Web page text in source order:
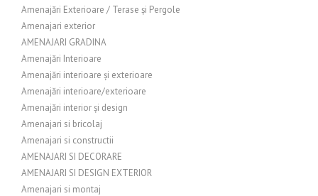
Amenajări Exterioare / Terase și Pergole
Amenajari exterior
AMENAJARI GRADINA
Amenajări Interioare
Amenajări interioare și exterioare
Amenajări interioare/exterioare
Amenajări interior și design
Amenajari si bricolaj
Amenajari si constructii
AMENAJARI SI DECORARE
AMENAJARI SI DESIGN EXTERIOR
Amenajari si montaj